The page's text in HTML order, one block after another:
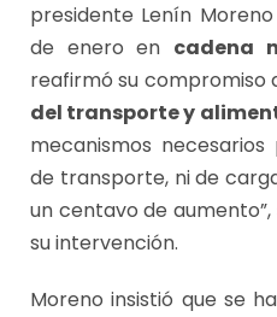
presidente Lenín
de enero en cadena
reafirmó su compromiso
del transporte y
mecanismos
de transporte, ni de
un centavo de
su intervención.
Moreno insistió que se